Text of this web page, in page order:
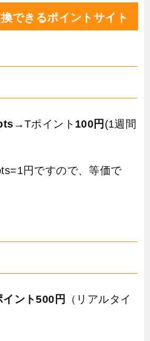
できるポイントサイト
→Tポイント 100円 (1週間
円ですので、等価で
イント500円
（リアルタイ